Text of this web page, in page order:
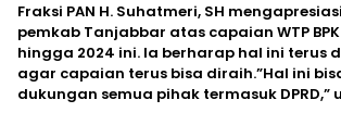
Fraksi PAN H. Suhatmeri, SH
pemkab Tanjabbar atas capaian WTP
hingga 2024 ini. Ia berharap hal ini terus
agar capaian terus bisa diraih.”Hal ini
dukungan semua pihak termasuk DPRD,”